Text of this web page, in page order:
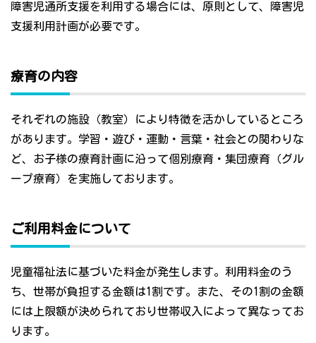
障害児通所支援を利用する場合には、原則として、障害児
支援利用計画が必要です。
療育の内容
それぞれの施設（教室）により特徴を活かしているところ
があります。学習・遊び・運動・言葉・社会との関わりな
ど、お子様の療育計画に沿って個別療育・集団療育（グル
ープ療育）を実施しております。
ご利用料金について
児童福祉法に基づいた料金が発生します。利用料金のう
ち、世帯が負担する金額は1割です。また、その1割の金額
には上限額が決められており世帯収入によって異なってお
ります。